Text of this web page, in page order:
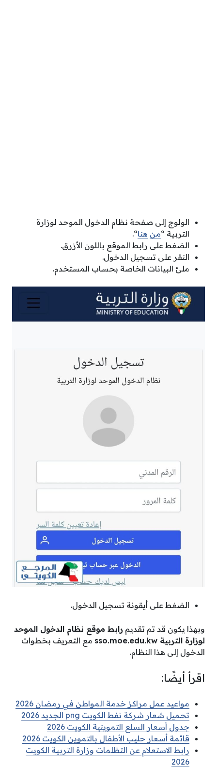
الولوج إلى صفحة نظام الدخول الموحد لوزارة
التربية “من هنا“.
الضغط على رابط الموقع باللون الأزرق.
النقر على تسجيل الدخول.
ملئ البيانات الخاصة بحساب المستخدم.
الضغط على أيقونة تسجيل الدخول.
وبهذا يكون قد تم تقديم رابط موقع نظام الدخول الموحد
لوزارة التربية sso.moe.edu.kw
مع التعريف بخطوات
الدخول إلى هذا النظام.
اقرأ أيضًا:
مواعيد عمل مراكز خدمة المواطن في رمضان 2026
تحميل شعار شركة نفط الكويت png الجديد 2026
جدول أسعار السلع التموينية الكويت 2026
قائمة أسعار حليب الأطفال بالتموين الكويت 2026
رابط الاستعلام عن التظلمات وزارة التربية الكويت
2026